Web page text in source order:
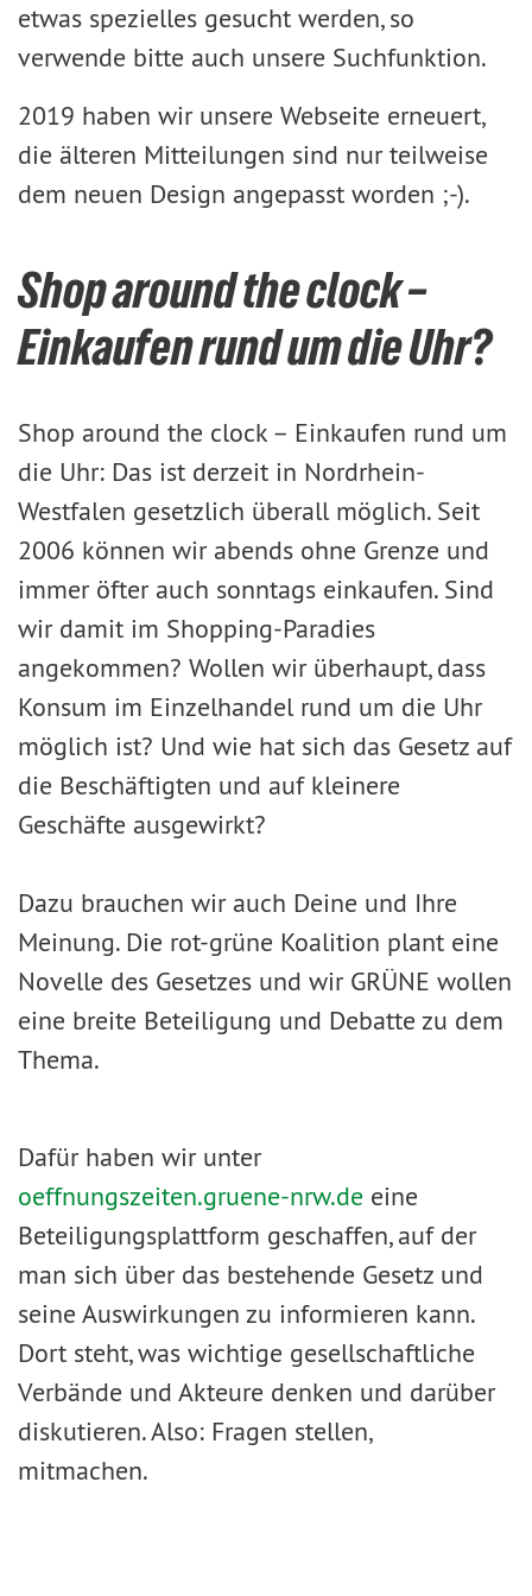
etwas spezielles gesucht werden, so
verwende bitte auch unsere Suchfunktion.
2019 haben wir unsere Webseite erneuert,
die älteren Mitteilungen sind nur teilweise
dem neuen Design angepasst worden ;-).
Shop around the clock –
Einkaufen rund um die Uhr?
Shop around the clock – Einkaufen rund um
die Uhr: Das ist derzeit in Nordrhein-
Westfalen gesetzlich überall möglich. Seit
2006 können wir abends ohne Grenze und
immer öfter auch sonntags einkaufen. Sind
wir damit im Shopping-Paradies
angekommen? Wollen wir überhaupt, dass
Konsum im Einzelhandel rund um die Uhr
möglich ist? Und wie hat sich das Gesetz auf
die Beschäftigten und auf kleinere
Geschäfte ausgewirkt?
Dazu brauchen wir auch Deine und Ihre
Meinung. Die rot-grüne Koalition plant eine
Novelle des Gesetzes und wir GRÜNE wollen
eine breite Beteiligung und Debatte zu dem
Thema.
Dafür haben wir unter
oeffnungszeiten.gruene-nrw.de eine
Beteiligungsplattform geschaffen, auf der
man sich über das bestehende Gesetz und
seine Auswirkungen zu informieren kann.
Dort steht, was wichtige gesellschaftliche
Verbände und Akteure denken und darüber
diskutieren. Also: Fragen stellen,
mitmachen.